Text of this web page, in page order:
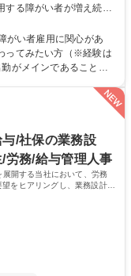
する障がい者が増え続け
数が多いため、その業
成代行等) ■新規事業・
んな仕事があると良いか
ケーションを通じた適性
た案件の開拓 ■NTTデ
い者雇用に関心があ
ってみたい方（※経験は
がメインであることに
できます。 【正社員登
で1.5年～2年で正社員へ
90％です。 将来的に
ています。 正社員登用
・資格 学
資格：
与/社保の業務設
労務/給与管理人事
開する当社において、労務
をヒアリングし、業務設計や